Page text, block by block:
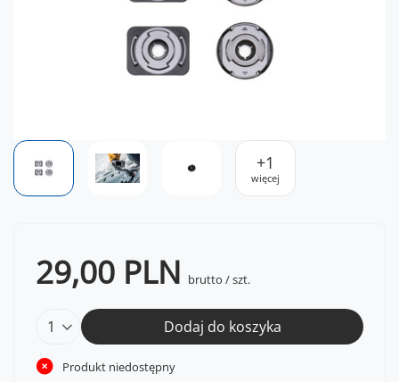
+1
więcej
29,00 PLN brutto /szt.
Dodaj do koszyka
Produkt niedostępny